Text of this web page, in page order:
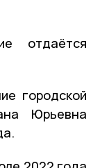
отдаётся
городской
Юрьевна